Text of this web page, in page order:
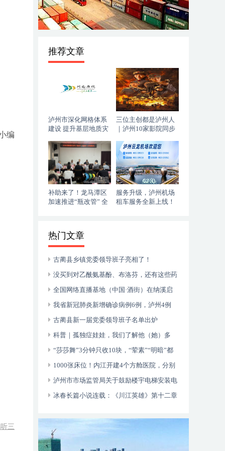
编
三
推荐文章
泸州市深化网格体系
建设 提升基层地质灾
三位主创都是泸州人
｜泸州10家影院同步
今日登陆全国院线
补助来了！龙马潭区
加速推进“瓶改管” 全
服务升级，泸州机场
租车服务全新上线！
热门文章
古蔺县乡镇党委领导班子亮相了！
没买到对乙酰氨基酚、布洛芬，还有这些药
可以临时替代
全国网络直播基地（中国·酒街）在纳溪启
动运行
我省新冠肺炎新增确诊病例6例，泸州4例
古蔺县新一届党委领导班子名单出炉
科普｜孤独症娃娃，我们了解他（她）多
少？
“莎莎舞”3分钟只收10块，“荤素”“明暗”都
有，还可以······
1000张床位！内江开建4个方舱医院，分别
位于——
泸州市市场监管局关于鼓励楼宇电梯安装电
动自行车智能阻止系统的倡议书
冰春长篇小说连载：《川江英雄》第十二章